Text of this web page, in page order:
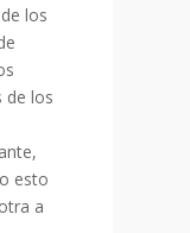
los
de los
esto
a